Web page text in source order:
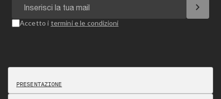
chevron_right
Accetto i termini e le condizioni
PRESENTAZIONE